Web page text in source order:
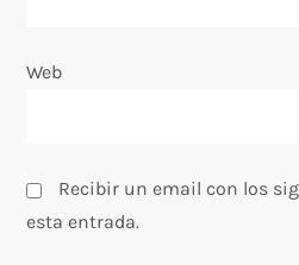
d
s
Web
Recibir un email con los
esta entrada.